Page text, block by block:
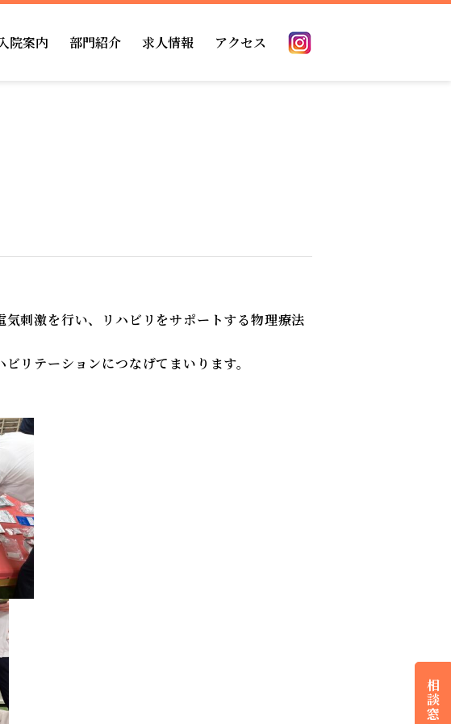
入院案内 部門紹介 求人情報 アクセス
刺激を行い、リハビリをサポートする物理療法
リテーションにつなげてまいります。
相
談
窓